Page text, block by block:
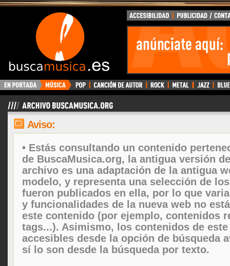
Aviso:
• Estás consultando un contenido
de BuscaMusica.org, la antigua versión
archivo es una adaptación de la antigua
modelo, y representa una selección de
fueron publicados en ella, por lo que
y funcionalidades de la nueva web no
este contenido (por ejemplo, contenidos
tags...). Asimismo, los contenidos de
accesibles desde la opción de búsqueda
sí lo son desde la búsqueda por texto.